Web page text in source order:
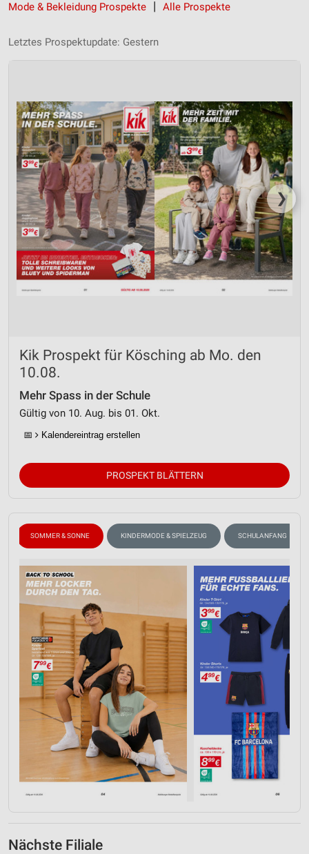
Mode & Bekleidung Prospekte
Alle Prospekte
Letztes Prospektupdate: Gestern
❯
Kik Prospekt für Kösching ab Mo. den
10.08.
Mehr Spass in der Schule
Gültig von 10. Aug. bis 01. Okt.
📅 Kalendereintrag erstellen
PROSPEKT BLÄTTERN
SOMMER & SONNE KINDERMODE & SPIELZEUG SCHULANFANG
Nächste Filiale